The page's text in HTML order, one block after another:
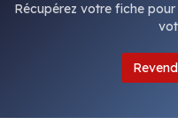
Récupérez votre fiche